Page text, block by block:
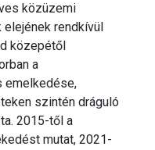
közüzemi
rendkívül
közepétől
a
emelkedése,
szintén dráguló
2015-től a
mutat, 2021-